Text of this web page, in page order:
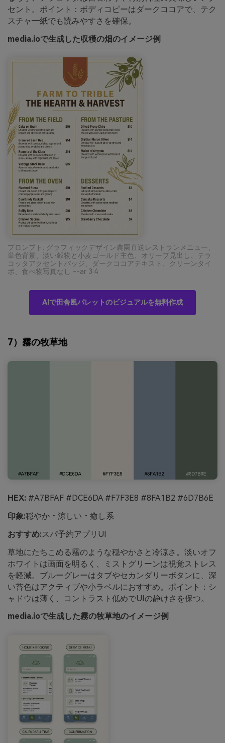
セント。ポイント：ボディコピーはダークココアで、テク
スチャ―紙でも読みやすさを確保。
media.ioで生成した収穫の畑のイメージ例
プロンプト: グラフィックデザイン農園直送レストランメニュー、
単色背景、淡い穀物と小麦ゴールド主色、オリーブ見出し、テラ
コッタアクセントバッジ、ダークココアテキスト、クリーンタイ
ポ、食べ物写真なし --ar 3:4
AIで田舎風パレットのビジュアルを無料作成
7）霧の牧草地
HEX: #A7BFAF #DCE6DA #F7F3E8 #8FA1B2 #6D7B6E
印象:穏やか・涼しい・癒し系
おすすめ:スパ予約アプリUI
草地にたちこめる霧のような穏やかさと冷涼さ。淡いオフ
ホワイトは画面を明るく、ミストグリーンは視覚ストレス
を軽減。ブルーグレーはタブやセカンダリーボタンに、深
い苔色はアクティブや小ラベルにおすすめ。ポイント：シ
ャドウは薄く、コントラスト低めでUIの静けさを保つ。
media.ioで生成した霧の牧草地のイメージ例